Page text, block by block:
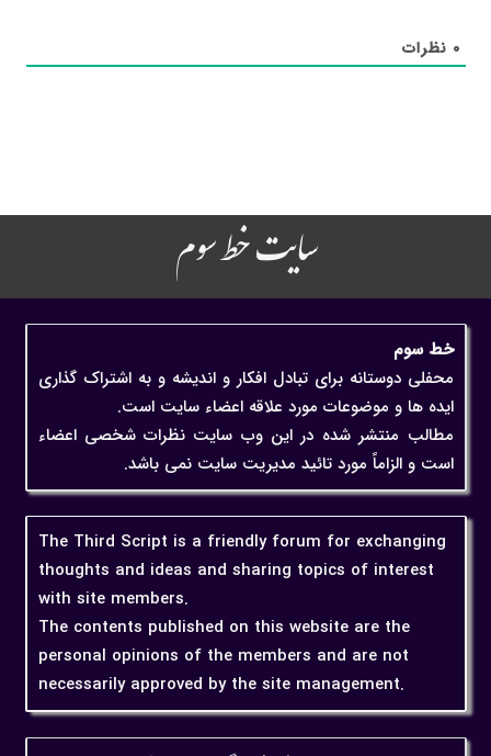
۰ نظرات
سایت خط سوم
خط سوم
محفلی دوستانه برای تبادل افکار و اندیشه و به اشتراک گذاری
ایده ها و موضوعات مورد علاقه اعضاء سایت است.
مطالب منتشر شده در این وب سایت نظرات شخصی اعضاء
است و الزاماً مورد تائید مدیریت سایت نمی باشد.
The Third Script is a friendly forum for exchanging
thoughts and ideas and sharing topics of interest
with site members.
The contents published on this website are the
personal opinions of the members and are not
necessarily approved by the site management.